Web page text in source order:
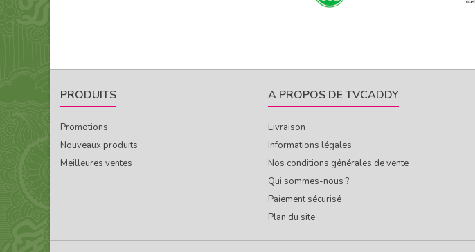
PRODUITS
Promotions
Nouveaux produits
Meilleures ventes
A PROPOS DE TVCADDY
Livraison
Informations légales
Nos conditions générales de vente
Qui sommes-nous ?
Paiement sécurisé
Plan du site